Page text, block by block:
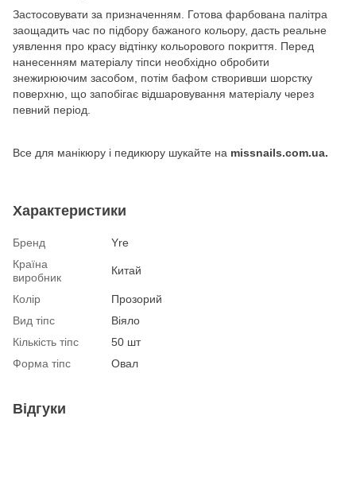
Застосовувати за призначенням. Готова фарбована палітра
заощадить час по підбору бажаного кольору, дасть реальне
уявлення про красу відтінку кольорового покриття. Перед
нанесенням матеріалу тіпси необхідно обробити
знежирюючим засобом, потім бафом створивши шорстку
поверхню, що запобігає відшаровування матеріалу через
певний період.
Все для манікюру і педикюру шукайте на missnails.com.ua.
Характеристики
Бренд
Yre
Країна
виробник
Китай
Колір
Прозорий
Вид тіпс
Віяло
Кількість тіпс
50 шт
Форма тіпс
Овал
Відгуки